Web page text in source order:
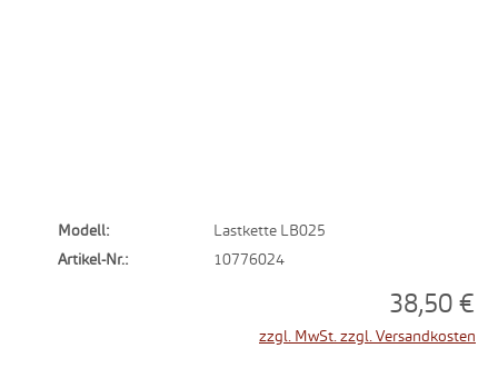
Modell:
Lastkette LB025
Artikel-Nr.:
10776024
38,50 €
zzgl. MwSt. zzgl. Versandkosten